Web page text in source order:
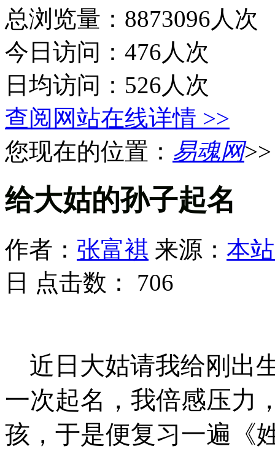
总浏览量：8873096人次
今日访问：476人次
日均访问：526人次
查阅网站在线详情 >>
您现在的位置： 易魂网
给大姑的孙子起名
作者： 张富褀 来源： 本
日 点击数： 706
近日大姑请我给刚出
一次起名，我倍感压力
孩，于是便复习一遍《